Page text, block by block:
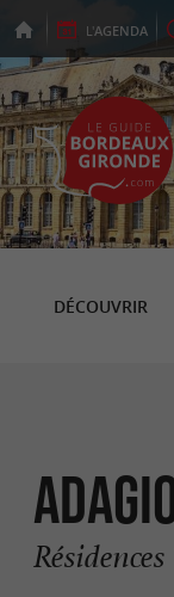
L'AGENDA
DÉCOUVRIR